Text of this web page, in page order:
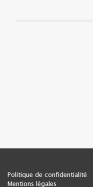
Politique de confidentialité
Mentions légales